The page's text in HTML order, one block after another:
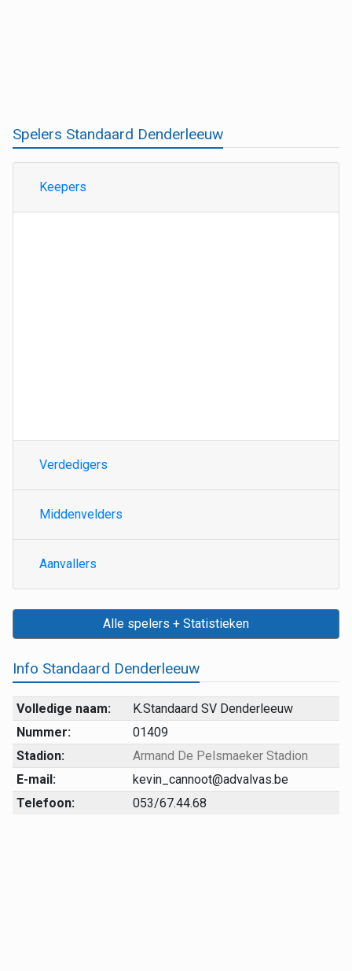
Spelers Standaard Denderleeuw
Keepers
Verdedigers
Middenvelders
Aanvallers
Alle spelers + Statistieken
Info Standaard Denderleeuw
Volledige naam:
K.Standaard SV Denderleeuw
Nummer:
01409
Stadion:
Armand De Pelsmaeker Stadion
E-mail:
kevin_cannoot@advalvas.be
Telefoon:
053/67.44.68